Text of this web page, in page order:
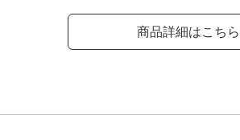
商品詳細はこちら